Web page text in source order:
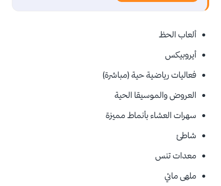
ألعاب الحظ
أيروبيكس
فعاليات رياضية حية (مباشرة)
العروض والموسيقا الحية
سهرات العشاء بأنماط مميزة
شاطئ
معدات تنس
ملهى مائي